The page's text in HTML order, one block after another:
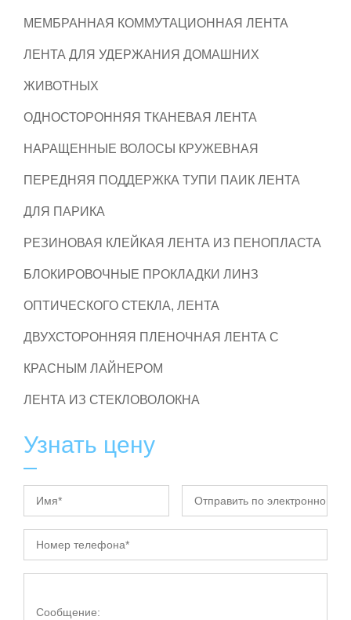
МЕМБРАННАЯ КОММУТАЦИОННАЯ ЛЕНТА
ЛЕНТА ДЛЯ УДЕРЖАНИЯ ДОМАШНИХ
ЖИВОТНЫХ
ОДНОСТОРОННЯЯ ТКАНЕВАЯ ЛЕНТА
НАРАЩЕННЫЕ ВОЛОСЫ КРУЖЕВНАЯ
ПЕРЕДНЯЯ ПОДДЕРЖКА ТУПИ ПАИК ЛЕНТА
ДЛЯ ПАРИКА
РЕЗИНОВАЯ КЛЕЙКАЯ ЛЕНТА ИЗ ПЕНОПЛАСТА
БЛОКИРОВОЧНЫЕ ПРОКЛАДКИ ЛИНЗ
ОПТИЧЕСКОГО СТЕКЛА, ЛЕНТА
ДВУХСТОРОННЯЯ ПЛЕНОЧНАЯ ЛЕНТА С
КРАСНЫМ ЛАЙНЕРОМ
ЛЕНТА ИЗ СТЕКЛОВОЛОКНА
Узнать цену